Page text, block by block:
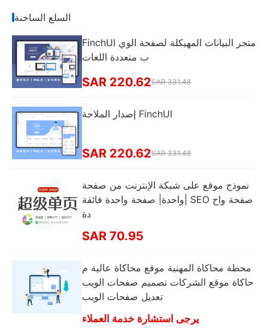
السلع الساخنة
FinchUI متجر البيانات المهيكلة لصفحة الوي
ب متعددة اللغات
SAR 220.62SAR 331.48
إصدار الملاحة FinchUI
SAR 220.62SAR 331.48
نموذج موقع على شبكة الإنترنت من صفحة
واحدة| صفحة واحدة فائقة| SEO صفحة واح
دة
SAR 70.95
محطة محاكاة المهنية موقع محاكاة عالية م
حاكاة موقع الشركات تصميم صفحات الويب
تعديل صفحات الويب
يرجى استشارة خدمة العملاء